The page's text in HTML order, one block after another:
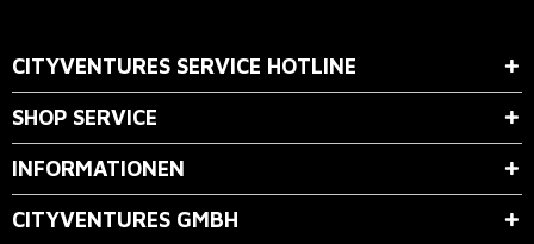
CITYVENTURES SERVICE HOTLINE
SHOP SERVICE
INFORMATIONEN
CITYVENTURES GMBH